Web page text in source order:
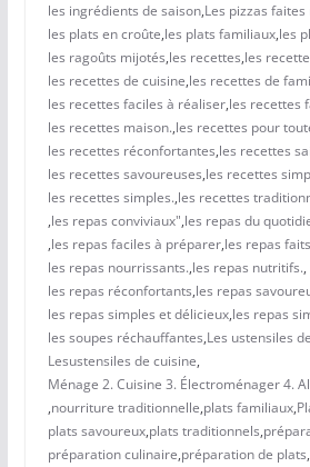
les ingrédients de saison,Les pizzas
les plats en croûte,les plats familiaux,les
les ragoûts mijotés,les recettes,les
les recettes de cuisine,les recettes de
les recettes faciles à réaliser,les recettes
les recettes maison.,les recettes pour
les recettes réconfortantes,les recettes
les recettes savoureuses,les recettes
les recettes simples.,les recettes
,les repas conviviaux",les repas du
,les repas faciles à préparer,les repas
les repas nourrissants.,les repas nutritifs.,
les repas réconfortants,les repas
les repas simples et délicieux,les repas
les soupes réchauffantes,Les ustensiles
Lesustensiles de cuisine,
Ménage 2. Cuisine 3. Électroménager 4.
,nourriture traditionnelle,plats familiaux,
plats savoureux,plats traditionnels,
préparation culinaire,préparation de plats,